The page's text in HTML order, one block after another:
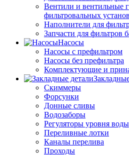
Вентили и вентильные
фильтровальных
Наполнители для
Запчасти для фильтров
Насосы
Насосы с префильтром
Насосы без префильтра
Комплектующие и
Скиммеры
Форсунки
Донные сливы
Водозаборы
Регуляторы уровня воды
Переливные лотки
Каналы перелива
Проходы